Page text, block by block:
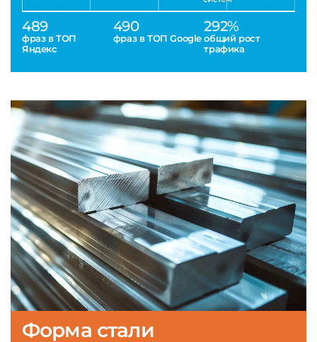
489
фраз в ТОП
Яндекс
490
фраз в ТОП Google
292%
общий рост
трафика
Форма стали